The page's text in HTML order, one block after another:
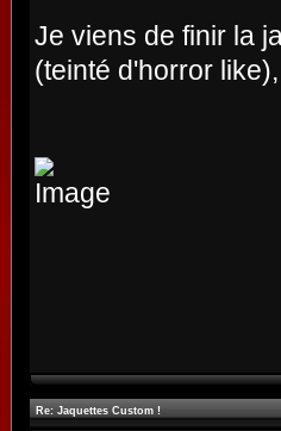
Je viens de finir la
(teinté d'horror
Re: Jaquettes Custom !